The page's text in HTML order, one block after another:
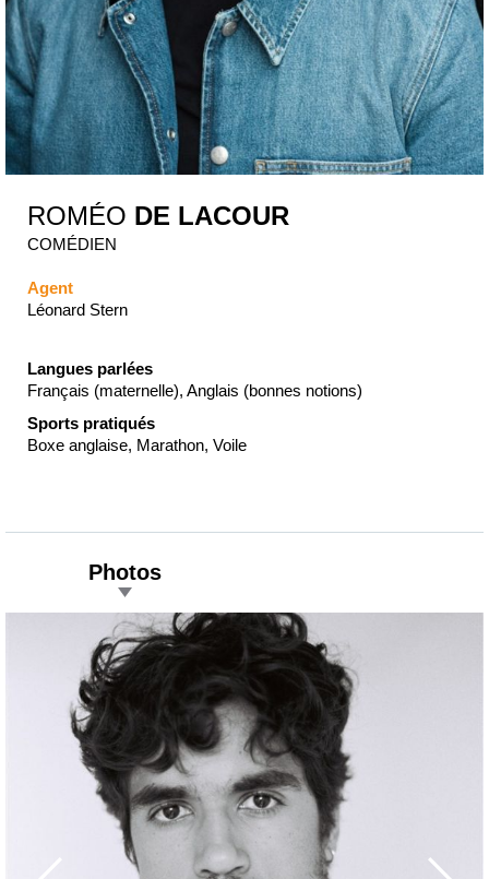
ROMÉO DE LACOUR
COMÉDIEN
Agent
Léonard Stern
Langues parlées
Français (maternelle), Anglais (bonnes notions)
Sports pratiqués
Boxe anglaise, Marathon, Voile
Photos